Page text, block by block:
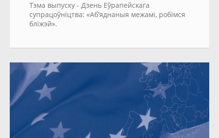
Тэма выпуску - Дзень Еўрапейскага
супрацоўніцтва: «Аб’яднаныя межамі, робімся
бліжэй».